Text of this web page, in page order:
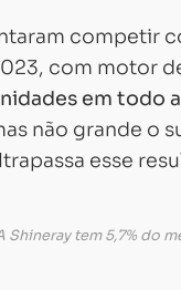
competir
com motor
em todo
não grande o
esse
Shineray tem 5,7% do